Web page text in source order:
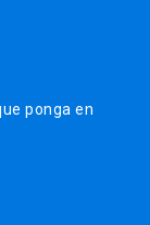
ponga en